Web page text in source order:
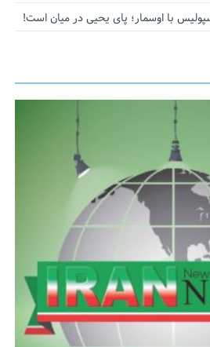
با اوسمار؛ پای یحیی در میان است!